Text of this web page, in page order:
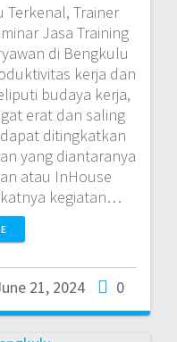
Trainer
Jasa Training
di Bengkulu
kerja dan
budaya kerja,
erat dan saling
ditingkatkan
yang diantaranya
atau InHouse
kegiatan…
21, 2024 0